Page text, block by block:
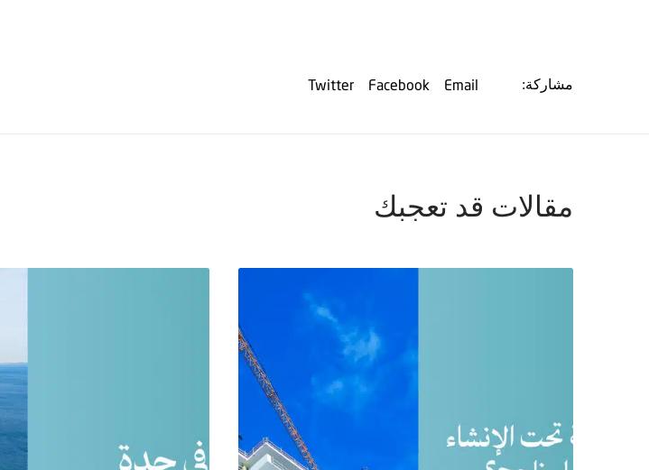
مشاركة: Email
Facebook
Twitter
مقالات قد تعجبك